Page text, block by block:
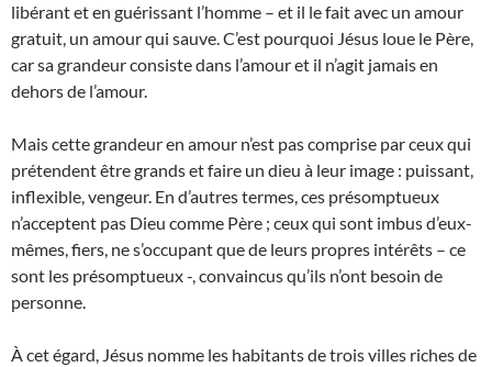
libérant et en guérissant l’homme – et il le fait avec un amour
gratuit, un amour qui sauve. C’est pourquoi Jésus loue le Père,
car sa grandeur consiste dans l’amour et il n’agit jamais en
dehors de l’amour.
Mais cette grandeur en amour n’est pas comprise par ceux qui
prétendent être grands et faire un dieu à leur image : puissant,
inflexible, vengeur. En d’autres termes, ces présomptueux
n’acceptent pas Dieu comme Père ; ceux qui sont imbus d’eux-
mêmes, fiers, ne s’occupant que de leurs propres intérêts – ce
sont les présomptueux -, convaincus qu’ils n’ont besoin de
personne.
À cet égard, Jésus nomme les habitants de trois villes riches de